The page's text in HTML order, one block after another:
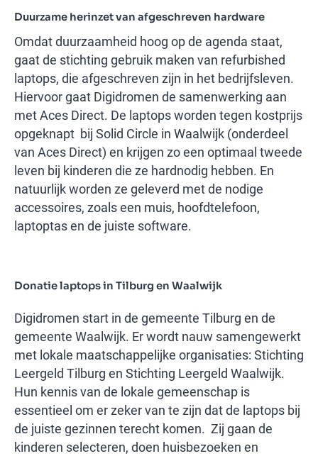
Duurzame herinzet van afgeschreven hardware
Omdat duurzaamheid hoog op de agenda staat,
gaat de stichting gebruik maken van refurbished
laptops, die afgeschreven zijn in het bedrijfsleven.
Hiervoor gaat Digidromen de samenwerking aan
met Aces Direct. De laptops worden tegen kostprijs
opgeknapt bij Solid Circle in Waalwijk (onderdeel
van Aces Direct) en krijgen zo een optimaal tweede
leven bij kinderen die ze hardnodig hebben. En
natuurlijk worden ze geleverd met de nodige
accessoires, zoals een muis, hoofdtelefoon,
laptoptas en de juiste software.
Donatie laptops in Tilburg en Waalwijk
Digidromen start in de gemeente Tilburg en de
gemeente Waalwijk. Er wordt nauw samengewerkt
met lokale maatschappelijke organisaties: Stichting
Leergeld Tilburg en Stichting Leergeld Waalwijk.
Hun kennis van de lokale gemeenschap is
essentieel om er zeker van te zijn dat de laptops bij
de juiste gezinnen terecht komen. Zij gaan de
kinderen selecteren, doen huisbezoeken en